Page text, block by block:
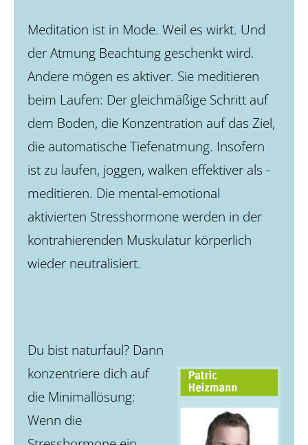
Meditation ist in Mode. Weil es wirkt. Und
der Atmung Beachtung geschenkt wird.
Andere mögen es aktiver. Sie meditieren
beim Laufen: Der gleichmäßige Schritt auf
dem Boden, die Konzentration auf das Ziel,
die automatische Tiefenatmung. Insofern
ist zu laufen, joggen, walken effektiver als ­
meditieren. Die mental-emotional
aktivierten Stresshormone werden in der
kontrahierenden Muskulatur körperlich
wieder neutralisiert.
Du bist naturfaul? Dann
konzentriere dich auf
die Minimallösung:
Wenn die